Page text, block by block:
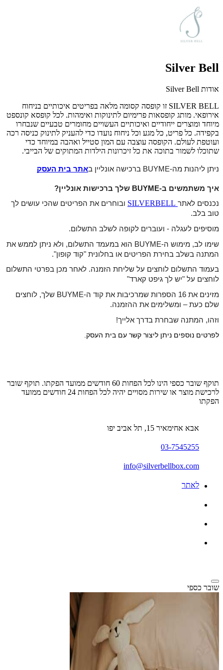
Silver Bell
אודות Silver Bell
SILVER BELL זו קופסה קסומה מלאה בפריטים איכותיים בניחוח
אירופאי. מותג קופסאות פרימיום לתינוקות ואימהות. לכל קופסא קונספט
מיוחד ומוצרים ייחודיים ואיכותיים העשויים מחומרים טבעיים שנבחרו
בקפידה. כל פריט, כל מגע וכל ניחוח נועדו כדי להעניק לתינוק כניסה רכה
ועוטפת לעולם. הקופסה עוצבה עם המון סטייל ואהבה במיוחד כדי
שתוכלו לשמור בתוכה את כל זיכרונות הילדות המתוקים של הבייבי.
ניתן ליהנות מה-BUYME ברכישה אונליין ב אתר בית העסק
איך משתמשים ב-BUYME שלך ברכישות אונליין?
נכנסים לאתר
ובוחרים את הפריטים שהכי עושים לך
טוב בלב.
מוסיפים לעגלה - ועוברים לקופה לשלב התשלום.
שימו לב, מימוש ה-BUYME הוא במעמד התשלום, ולא ניתן לממש את
המתנה בשלב בחירת הפריטים או בחלונית "קוד קופון".
בעמוד התשלום לוחצים על שליחת הזמנה. לאחר מכן בפרטי התשלום
לוחצים על "יש לך גיפט קארד"
מזינים את 16 הספרות שמרכיבות את קוד ה-BUYME שלך, לוחצים
שלם כעת– ומשלימים את ההזמנה.
וזהו, המתנה שבחרת בדרך אלייך!
לפרטים נוספים ניתן ליצור קשר עם בית העסק.
תוקף שובר כספי הינו לכל הפחות 60 חודשים ממועד הפקתו. תוקף שובר
לרכישת מוצר או שירות מסויים יהיה לכל הפחות 24 חודשים ממועד
הפקתו
אבא אחימאיר 15, תל אביב יפו
03-7545255
info@silverbellbox.com
לאתר
שובר כספי